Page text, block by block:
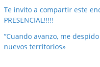
Te invito a compartir este
PRESENCIAL!!!!!
“Cuando avanzo, me
nuevos territorios»